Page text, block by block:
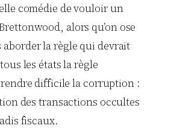
comédie de vouloir un
alors qu’on ose
aborder la règle qui devrait
les états la règle
rendre difficile la corruption :
des transactions occultes
fiscaux.